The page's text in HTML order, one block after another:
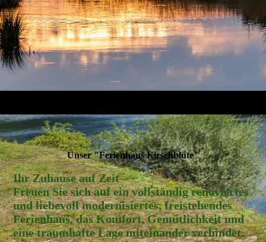
Unser "Ferienhaus Kirschblüte"
Ihr Zuhause auf Zeit
Freuen Sie sich auf ein vollständig renoviertes
und liebevoll modernisiertes, freistehendes
Ferienhaus, das Komfort, Gemütlichkeit und
eine traumhafte Lage miteinander verbindet.